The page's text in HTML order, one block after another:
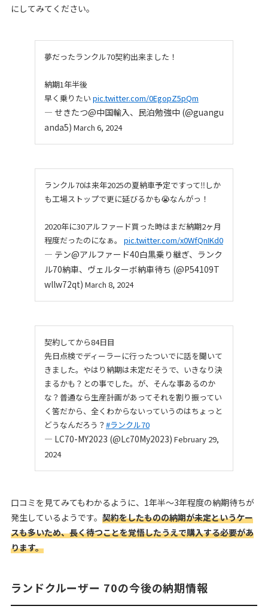
にしてみてください。
夢だったランクル70契約出来ました！
納期1年半後
早く乗りたい pic.twitter.com/0EgopZ5pQm
— せきたつ@中国輸入、民泊勉強中 (@guangu
anda5) March 6, 2024
ランクル70は来年2025の夏納車予定ですって‼️しか
も工場ストップで更に延びるかも😭なんがっ！
2020年に30アルファード買った時はまだ納期2ヶ月
程度だったのになぁ。 pic.twitter.com/x0WfQnIKd0
— テン@アルファード40白黒乗り継ぎ、ランク
ル70納車、ヴェルターボ納車待ち (@P54109T
wllw72qt) March 8, 2024
契約してから84日目
先日点検でディーラーに行ったついでに話を聞いて
きました。やはり納期は未定だそうで、いきなり決
まるかも？との事でした。が、そんな事あるのか
な？普通なら生産計画があってそれを割り振ってい
く筈だから、全くわからないっていうのはちょっと
どうなんだろう？ #ランクル70
— LC70-MY2023 (@Lc70My2023) February 29,
2024
口コミを見てみてもわかるように、1年半〜3年程度の納期待ちが
発生しているようです。 契約をしたものの納期が未定というケー
スも多いため、長く待つことを覚悟したうえで購入する必要があ
ります。
ランドクルーザー 70の今後の納期情報